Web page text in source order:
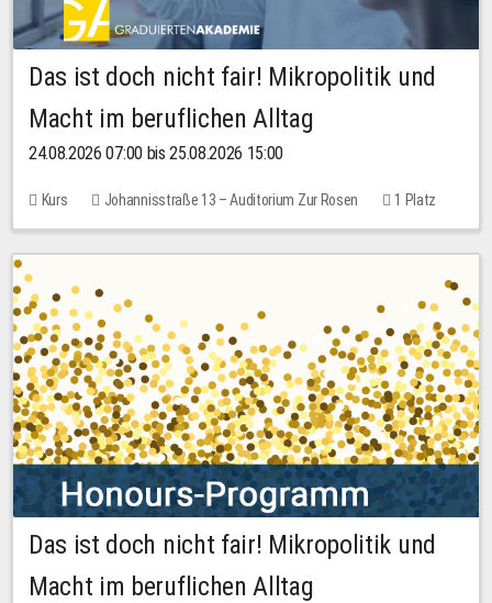
Das ist doch nicht fair! Mikropolitik und
Macht im beruflichen Alltag
24.08.2026 07:00 bis 25.08.2026 15:00
Kurs Johannisstraße 13 – Auditorium Zur Rosen
1 Platz
30,00 EUR
Das ist doch nicht fair! Mikropolitik und
Macht im beruflichen Alltag